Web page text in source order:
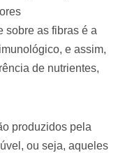
sobre as fibras é a
e assim,
de nutrientes,
produzidos pela
ou seja, aqueles